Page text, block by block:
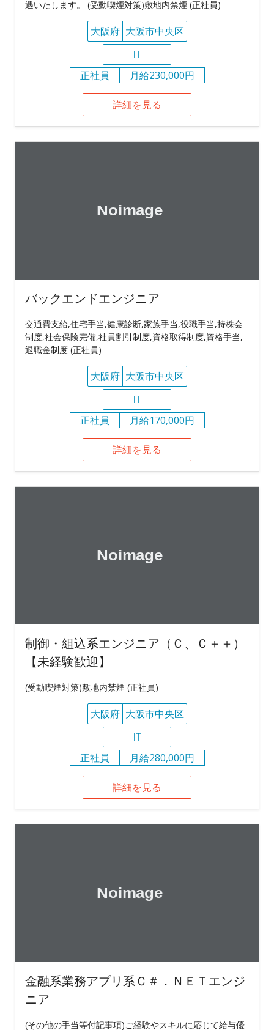
遇いたします。 (受動喫煙対策)敷地内禁煙 (正社員)
大阪府 大阪市中央区
IT
正社員
月給230,000円
詳細を見る
バックエンドエンジニア
交通費支給,住宅手当,健康診断,家族手当,役職手当,持株会
制度,社会保険完備,社員割引制度,資格取得制度,資格手当,
退職金制度 (正社員)
大阪府 大阪市中央区
IT
正社員
月給170,000円
詳細を見る
制御・組込系エンジニア（Ｃ、Ｃ＋＋）
【未経験歓迎】
(受動喫煙対策)敷地内禁煙 (正社員)
大阪府 大阪市中央区
IT
正社員
月給280,000円
詳細を見る
金融系業務アプリ系Ｃ＃．ＮＥＴエンジ
ニア
(その他の手当等付記事項)ご経験やスキルに応じて給与優